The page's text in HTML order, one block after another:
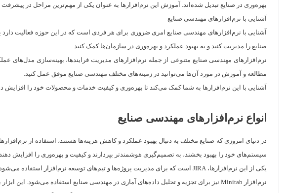
بهره‌وری در صنایع تبدیل شده‌اند. آموزش این نرم‌افزارها به عنوان یکی از مهم‌ترین مراحل در
آشنایی با نرم‌افزارهای مهندسی صنایع
آشنایی با نرم‌افزارهای مهندسی صنایع امری ضروری برای هر فردی است که در این حوزه فعالیت
صنایع را مدیریت کنید و به بهبود عملکرد و بهره‌وری در سازمان‌ها کمک کنید.
نرم‌افزارهای مهندسی صنایع متنوعی از جمله نرم‌افزارهای مدیریت فرایندها، بهینه‌سازی مدل‌های
مطالعه و آموزش در مورد آن‌ها می‌توانید در زمینه‌های مختلف مهندسی صنایع موفق عمل کنید.
آشنایی با این نرم‌افزارها به شما کمک می‌کند تا بهره‌وری و کیفیت خدمات و محصولات خود را افزایش
انواع نرم‌افزارهای مهندسی صنایع
در دنیای امروزی که صنایع مختلف به دنبال بهبود عملکرد و کاهش هزینه‌ها هستند، استفاده از
سیستم‌های خود را بهبود بخشند، به تصمیم‌گیری هوشمندتر بپردازند و کیفیت و بهره‌وری را افزایش
یکی از این نرم‌افزارها، JIRA است که برای مدیریت پروژه‌ها و تیم‌های توسعه نرم‌افزار استفاده می‌شود. این نرم‌افزار امکاناتی مانند مدیریت وظایف، برنامه‌ریزی کارها، گزارش‌دهی و هماهنگی بین اعضای تیم را فراهم می‌کند.
نرم‌افزار Minitab نیز برای تجزیه و تحلیل داده‌های آماری در مهندسی صنایع استفاده می‌شود. این ابزار به مهندسین این صنعت کمک می‌کند تا الگوها و روابط مختلف در داده‌ها را شناسایی و تحلیل کنند.